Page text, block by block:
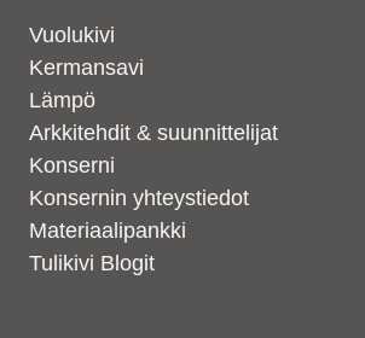
Vuolukivi
Kermansavi
Lämpö
Arkkitehdit & suunnittelijat
Konserni
Konsernin yhteystiedot
Materiaalipankki
Tulikivi Blogit